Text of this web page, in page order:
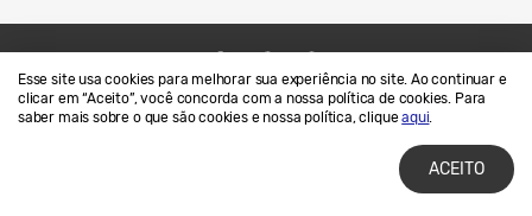
Esse site usa cookies para melhorar sua experiência no site. Ao continuar e
clicar em “Aceito”, você concorda com a nossa política de cookies. Para
saber mais sobre o que são cookies e nossa política, cliqueaqui.
ACEITO
Contato
SAMSUNG.COM
Termos de Uso
Privacidade e Cookies